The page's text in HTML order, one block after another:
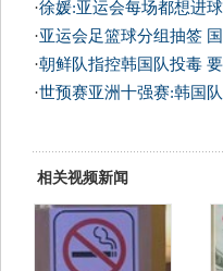
·徐媛:亚运会每场都想进
·亚运会足篮球分组抽签
·朝鲜队指控韩国队投毒
·世预赛亚洲十强赛:韩国
相关视频新闻